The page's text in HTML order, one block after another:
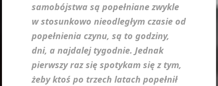
samobójstwa są popełniane zwykle
w stosunkowo nieodległym czasie od
popełnienia czynu, są to godziny,
dni, a najdalej tygodnie. Jednak
pierwszy raz się spotykam się z tym,
żeby ktoś po trzech latach popełnił